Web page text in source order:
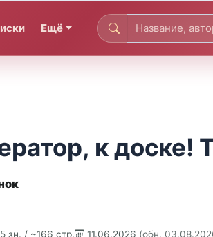
Ещё
к доске!
зн. / ~166 стр. 11.06.2026 (обн.